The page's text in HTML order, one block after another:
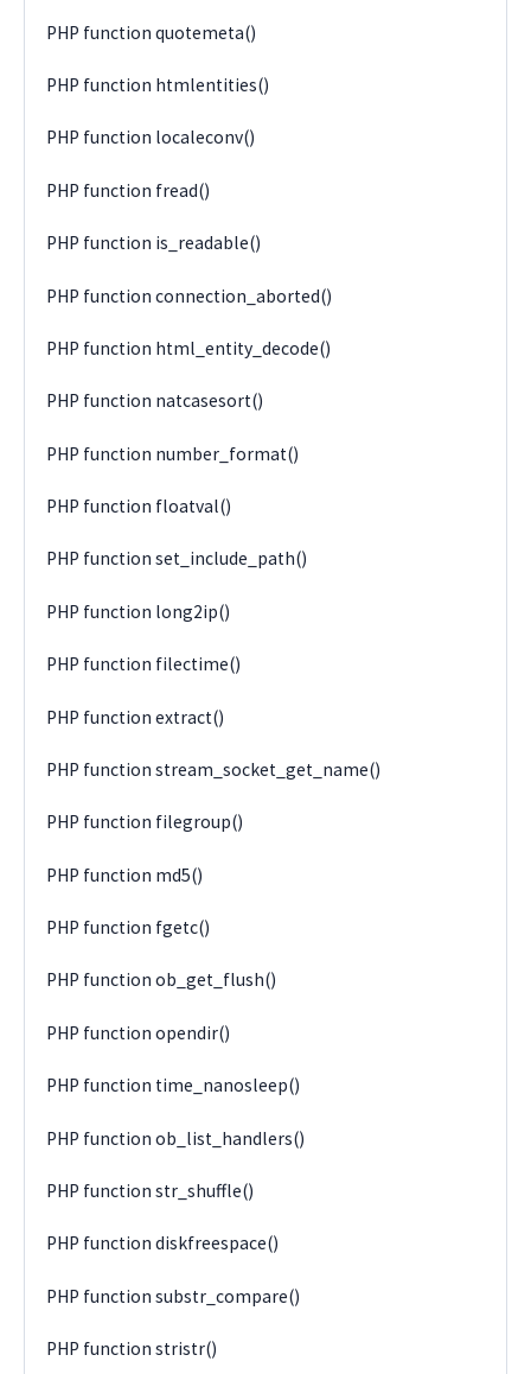
PHP function quotemeta()
PHP function htmlentities()
PHP function localeconv()
PHP function fread()
PHP function is_readable()
PHP function connection_aborted()
PHP function html_entity_decode()
PHP function natcasesort()
PHP function number_format()
PHP function floatval()
PHP function set_include_path()
PHP function long2ip()
PHP function filectime()
PHP function extract()
PHP function stream_socket_get_name()
PHP function filegroup()
PHP function md5()
PHP function fgetc()
PHP function ob_get_flush()
PHP function opendir()
PHP function time_nanosleep()
PHP function ob_list_handlers()
PHP function str_shuffle()
PHP function diskfreespace()
PHP function substr_compare()
PHP function stristr()